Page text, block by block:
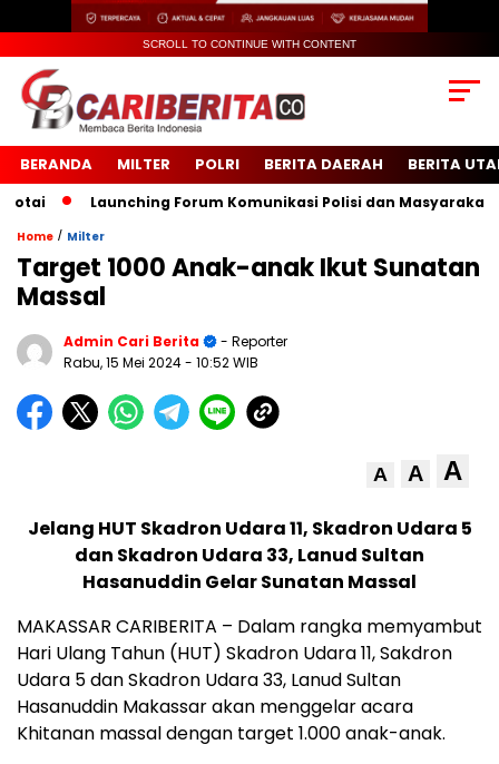
SCROLL TO CONTINUE WITH CONTENT
BERANDA MILTER POLRI BERITA DAERAH BERITA
Launching Forum Komunikasi Polisi dan Masyarakat
Home / Milter
Target 1000 Anak-anak Ikut Sunatan
Massal
Admin Cari Berita
- Reporter
Rabu, 15 Mei 2024- 10:52 WIB
A A A
Jelang HUT Skadron Udara 11, Skadron Udara 5
dan Skadron Udara 33, Lanud Sultan
Hasanuddin Gelar Sunatan Massal
MAKASSAR CARIBERITA – Dalam rangka memyambut
Hari Ulang Tahun (HUT) Skadron Udara 11, Sakdron
Udara 5 dan Skadron Udara 33, Lanud Sultan
Hasanuddin Makassar akan menggelar acara
Khitanan massal dengan target 1.000 anak-anak.